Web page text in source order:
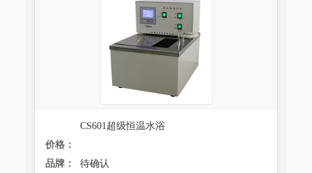
CS601超级恒温水浴
价格：
品牌：
待确认